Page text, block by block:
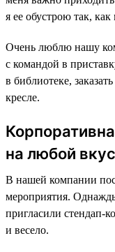
я ее обустрою так,
Очень люблю нашу
с командой в
в библиотеке,
кресле.
на любой вкус
В нашей компании
мероприятия.
пригласили стендап-
и весело.